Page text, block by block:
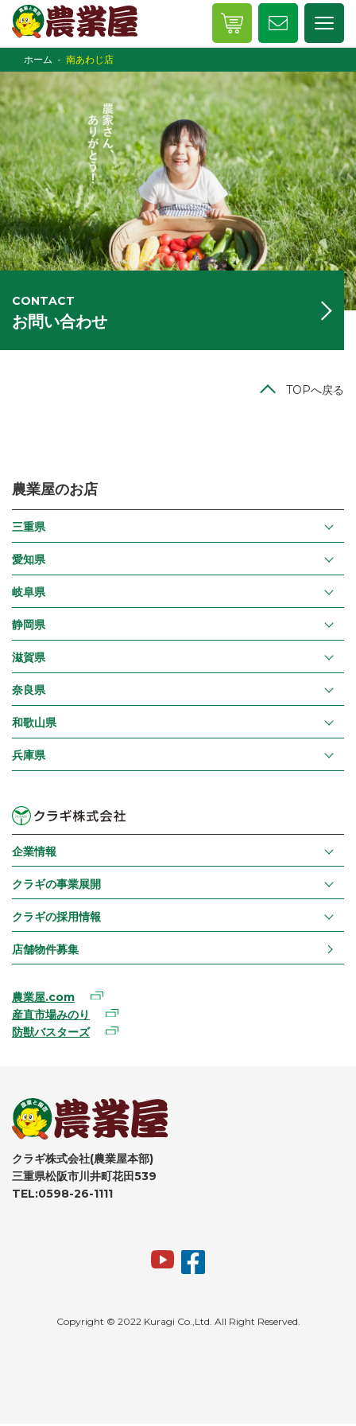
ホーム 南あわじ店
CONTACT
お問い合わせ
TOPへ戻る
農業屋のお店
三重県
愛知県
岐阜県
静岡県
滋賀県
奈良県
和歌山県
兵庫県
企業情報
クラギの事業展開
クラギの採用情報
店舗物件募集
農業屋.com
産直市場みのり
防獣バスターズ
クラギ株式会社(農業屋本部)
三重県松阪市川井町花田539
TEL:0598-26-1111
Copyright © 2022 Kuragi Co.,Ltd. All Right Reserved.